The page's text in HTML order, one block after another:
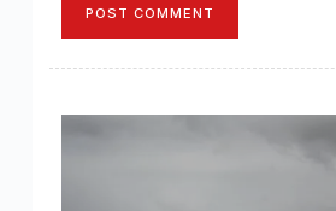
POST COMMENT